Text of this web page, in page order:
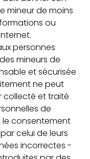
mineur de moins
ou
personnes
mineurs de
et sécurisée
ne peut
collecté et traité
de
le consentement
celui de leurs
incorrectes -